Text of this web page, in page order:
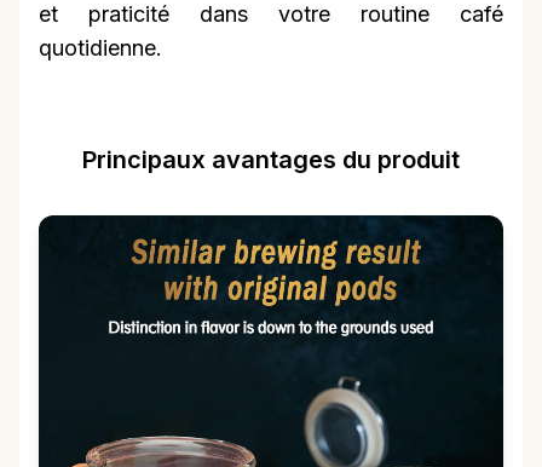
et praticité dans votre routine café
quotidienne.
Principaux avantages du produit